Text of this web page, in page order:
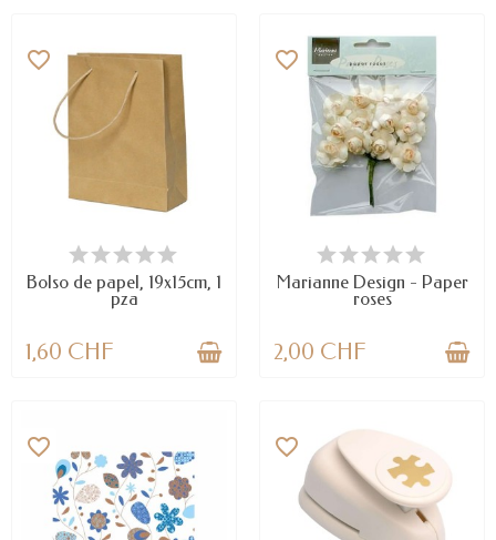
DISPONIBLE
favorite_border
Bolso de papel, 19x15cm, 1
pza
1,60 CHF
LAST ITEMS IN STOCK
favorite_border
Marianne Design - Paper
roses
2,00 CHF
favorite_border favorite_border